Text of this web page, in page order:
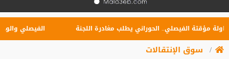
الفيصلي.. الحوراني يطلب مغادرة اللجنة الفيصلي
سوق الإنتقالات